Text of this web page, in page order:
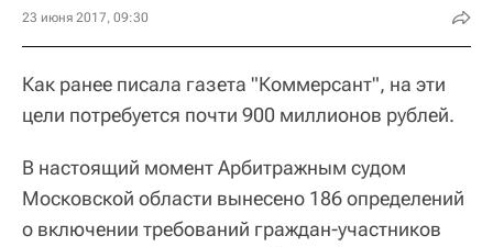
23 июня 2017, 09:30
Как ранее писала газета "Коммерсант", на эти
цели потребуется почти 900 миллионов рублей.
В настоящий момент Арбитражным судом
Московской области вынесено 186 определений
о включении требований граждан-участников